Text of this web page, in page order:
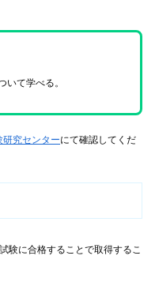
いて学べる。
究センターにて確認してくだ
験に合格することで取得するこ